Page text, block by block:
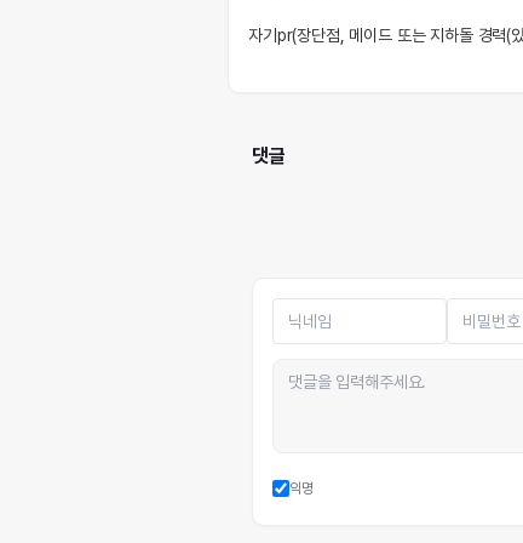
자기pr(장단점, 메이드 또는 지하돌 경력(
댓글
익명